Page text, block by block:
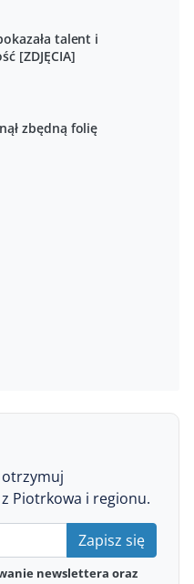
talent i
[ZDJĘCIA]
zbędną folię
Piotrkowa i regionu.
Zapisz się
newslettera oraz